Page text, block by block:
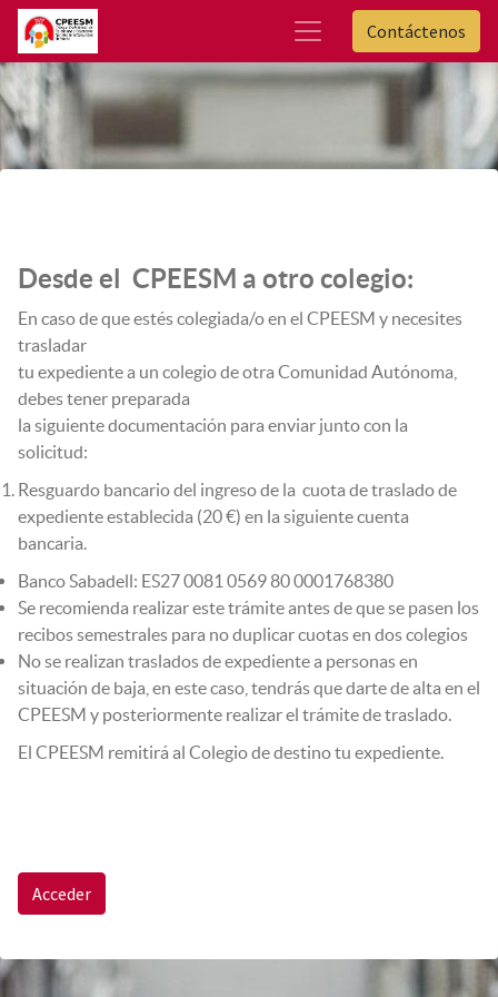
Contáctenos
Desde el CPEESM a otro colegio:
En caso de que estés colegiada/o en el CPEESM y necesites
trasladar
tu expediente a un colegio de otra Comunidad Autónoma,
debes tener preparada
la siguiente documentación para enviar junto con la
solicitud:
Resguardo bancario del ingreso de la cuota de traslado de
expediente establecida (20 €) en la siguiente cuenta
bancaria.
Banco Sabadell: ES27 0081 0569 80 0001768380
Se recomienda realizar este trámite antes de que se pasen los
recibos semestrales para no duplicar cuotas en dos colegios
No se realizan traslados de expediente a personas en
situación de baja, en este caso, tendrás que darte de alta en el
CPEESM y posteriormente realizar el trámite de traslado.
El CPEESM remitirá al Colegio de destino tu expediente.
Acceder